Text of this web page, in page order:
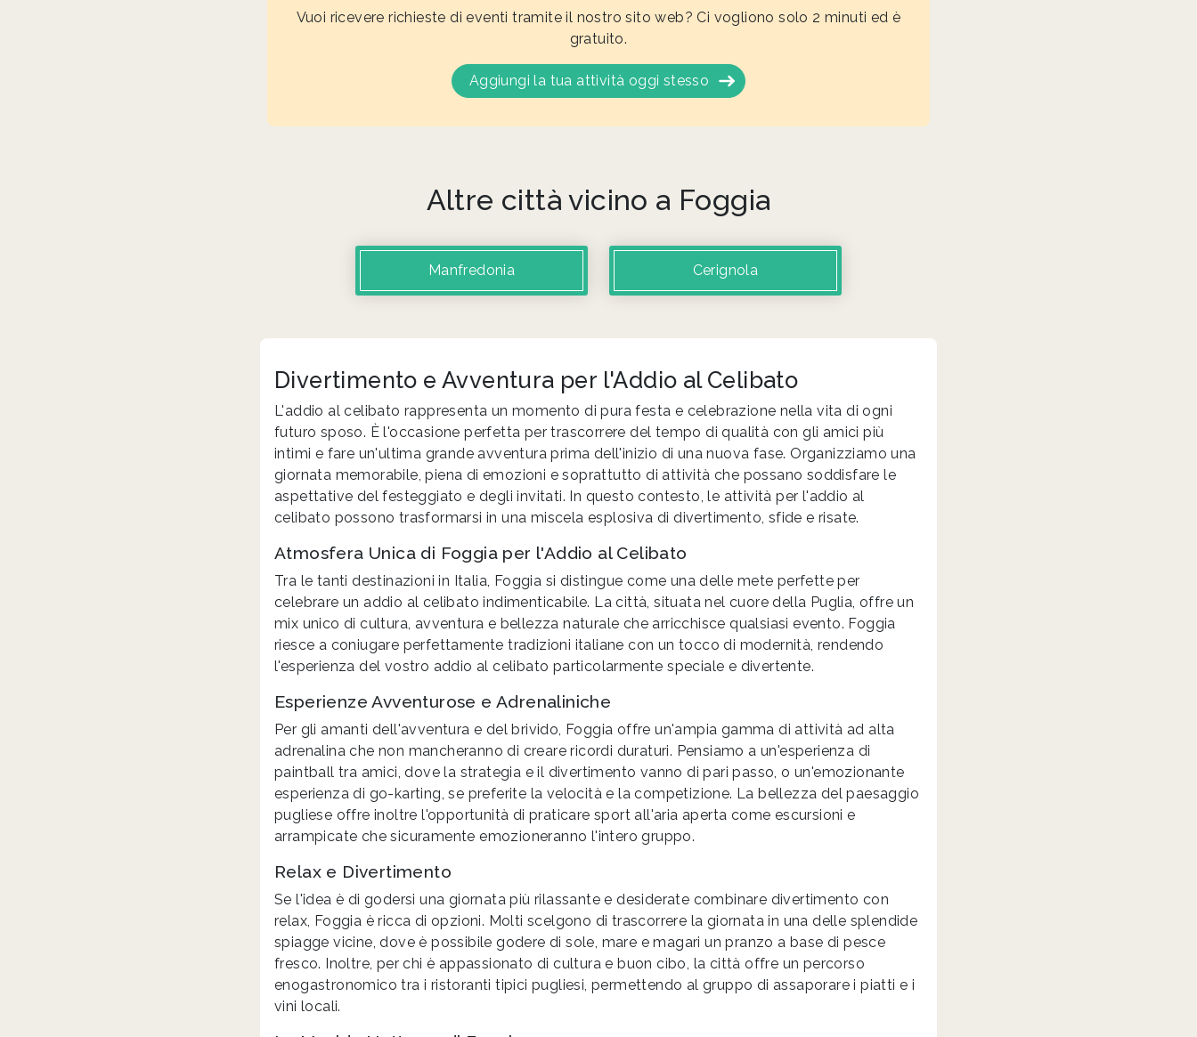
Vuoi ricevere richieste di eventi tramite il nostro sito web? Ci vogliono solo 2 minuti ed è
gratuito.
Aggiungi la tua attività oggi stesso
Altre città vicino a Foggia
Manfredonia Cerignola
Divertimento e Avventura per l'Addio al Celibato
L'addio al celibato rappresenta un momento di pura festa e celebrazione nella vita di ogni
futuro sposo. È l'occasione perfetta per trascorrere del tempo di qualità con gli amici più
intimi e fare un'ultima grande avventura prima dell'inizio di una nuova fase. Organizziamo una
giornata memorabile, piena di emozioni e soprattutto di attività che possano soddisfare le
aspettative del festeggiato e degli invitati. In questo contesto, le attività per l'addio al
celibato possono trasformarsi in una miscela esplosiva di divertimento, sfide e risate.
Atmosfera Unica di Foggia per l'Addio al Celibato
Tra le tanti destinazioni in Italia, Foggia si distingue come una delle mete perfette per
celebrare un addio al celibato indimenticabile. La città, situata nel cuore della Puglia, offre un
mix unico di cultura, avventura e bellezza naturale che arricchisce qualsiasi evento. Foggia
riesce a coniugare perfettamente tradizioni italiane con un tocco di modernità, rendendo
l'esperienza del vostro addio al celibato particolarmente speciale e divertente.
Esperienze Avventurose e Adrenaliniche
Per gli amanti dell'avventura e del brivido, Foggia offre un'ampia gamma di attività ad alta
adrenalina che non mancheranno di creare ricordi duraturi. Pensiamo a un'esperienza di
paintball tra amici, dove la strategia e il divertimento vanno di pari passo, o un'emozionante
esperienza di go-karting, se preferite la velocità e la competizione. La bellezza del paesaggio
pugliese offre inoltre l'opportunità di praticare sport all'aria aperta come escursioni e
arrampicate che sicuramente emozioneranno l'intero gruppo.
Relax e Divertimento
Se l'idea è di godersi una giornata più rilassante e desiderate combinare divertimento con
relax, Foggia è ricca di opzioni. Molti scelgono di trascorrere la giornata in una delle splendide
spiagge vicine, dove è possibile godere di sole, mare e magari un pranzo a base di pesce
fresco. Inoltre, per chi è appassionato di cultura e buon cibo, la città offre un percorso
enogastronomico tra i ristoranti tipici pugliesi, permettendo al gruppo di assaporare i piatti e i
vini locali.